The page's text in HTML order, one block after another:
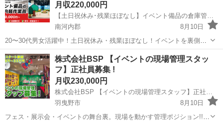
月収220,000円
【土日祝休み･残業ほぼなし】イベント備品の倉庫管理スタッフ | 月給22万円～･賞与あり･未経験OK 株式会社BSP
南河内郡
8月10日
20〜30代男女活躍中！土日祝休み・残業ほぼなし！イベントを裏側か
ら支える倉庫管理スタッフ募集！未経験から月給22万円以上・賞与あ
り！ 20〜30代が活躍中！少人数だから相談しやすい 少人数ならでは
の距離感が魅力。 ...
大阪 南河内郡 その他
株式会社BSP 【イベントの現場管理スタッ
フ】正社員募集 !
月収230,000円
株式会社BSP 【イベントの現場管理スタッフ】正社員募集 !
羽曳野市
8月10日
フェス・展示会・イベントの舞台裏。現場を動かす管理ポジション!!/